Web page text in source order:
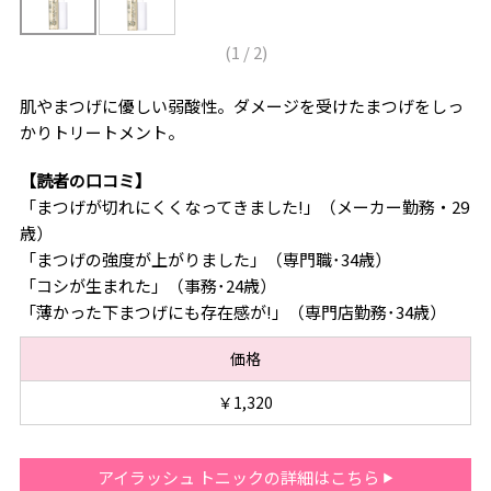
(1 /2)
肌やまつげに優しい弱酸性。ダメージを受けたまつげをしっ
かりトリートメント。
【読者の口コミ】
「まつげが切れにくくなってきました!」（メーカー勤務・29
歳）
「まつげの強度が上がりました」（専門職･34歳）
「コシが生まれた」（事務･24歳）
「薄かった下まつげにも存在感が!」（専門店勤務･34歳）
価格
￥1,320
アイラッシュ トニックの詳細はこちら